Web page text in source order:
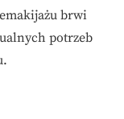
brwi
potrzeb